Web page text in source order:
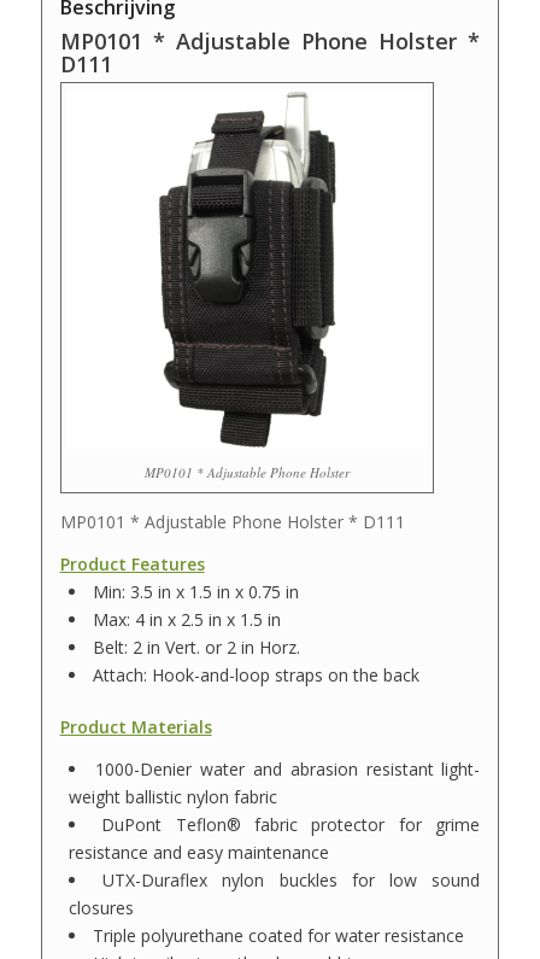
Beschrijving
MP0101 * Adjustable Phone Holster *
D111
MP0101 * Adjustable Phone Holster
MP0101 * Adjustable Phone Holster * D111
Product Features
Min: 3.5 in x 1.5 in x 0.75 in
Max: 4 in x 2.5 in x 1.5 in
Belt: 2 in Vert. or 2 in Horz.
Attach: Hook-and-loop straps on the back
Product Materials
1000-Denier water and abrasion resistant light-
weight ballistic nylon fabric
DuPont Teflon® fabric protector for grime
resistance and easy maintenance
UTX-Duraflex nylon buckles for low sound
closures
Triple polyurethane coated for water resistance